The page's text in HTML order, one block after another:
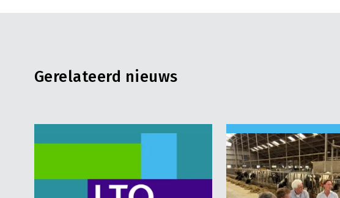
Gerelateerd nieuws